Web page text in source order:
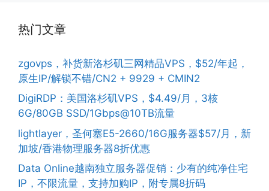
热门文章
zgovps，补货新洛杉矶三网精品VPS，$52/年起，
原生IP/解锁不错/CN2 + 9929 + CMIN2
DigiRDP：美国洛杉矶VPS，$4.49/月，3核
6G/80GB SSD/1Gbps@10TB流量
lightlayer，圣何塞E5-2660/16G服务器$57/月，新
加坡/香港物理服务器8折优惠
Data Online越南独立服务器促销：少有的纯净住宅
IP，不限流量，支持加购IP，附专属8折码